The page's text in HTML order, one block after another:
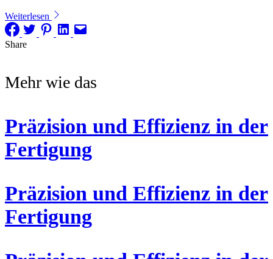
Weiterlesen
Share
Mehr wie das
Präzision und Effizienz in der
Fertigung
Präzision und Effizienz in der
Fertigung